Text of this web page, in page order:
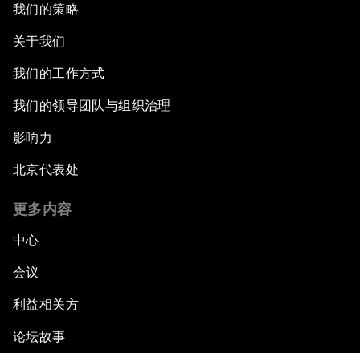
我们的策略
关于我们
我们的工作方式
我们的领导团队与组织治理
影响力
北京代表处
更多内容
中心
会议
利益相关方
论坛故事